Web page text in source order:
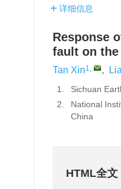
详细信息
Response
fault on the
Tan Xin1, ,
1.
Sichuan
2.
National
China
HTML全文